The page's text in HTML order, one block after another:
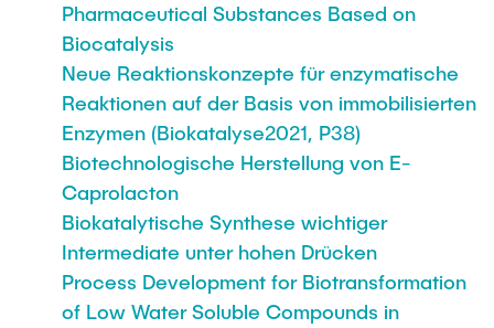
Pharmaceutical Substances Based on
Biocatalysis
Neue Reaktionskonzepte für enzymatische
Reaktionen auf der Basis von immobilisierten
Enzymen (Biokatalyse2021, P38)
Biotechnologische Herstellung von E-
Caprolacton
Biokatalytische Synthese wichtiger
Intermediate unter hohen Drücken
Process Development for Biotransformation
of Low Water Soluble Compounds in